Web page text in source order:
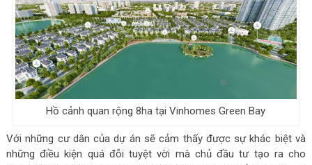
Hồ cảnh quan rộng 8ha tại Vinhomes Green Bay
Với những cư dân của dự án sẽ cảm thấy được sự khác biệt và
những điều kiện quá đỗi tuyệt vời mà chủ đầu tư tạo ra cho